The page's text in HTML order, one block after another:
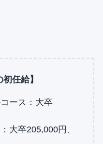
初任給】
ース：大卒
大卒205,000円、